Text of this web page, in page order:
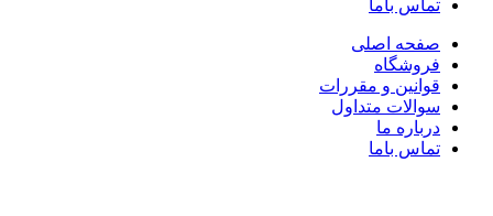
تماس باما
صفحه اصلی
فروشگاه
قوانین و مقررات
سوالات متداول
درباره ما
تماس باما